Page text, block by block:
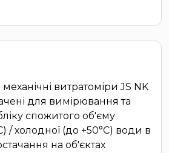
витратоміри JS NK
для вимірювання та
спожитого об'єму
/ холодної (до +50°C) води в
на об'єктах